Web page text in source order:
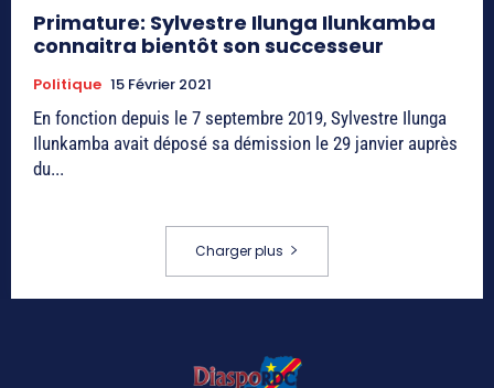
Primature: Sylvestre Ilunga Ilunkamba
connaitra bientôt son successeur
Politique 15 Février 2021
En fonction depuis le 7 septembre 2019, Sylvestre Ilunga
Ilunkamba avait déposé sa démission le 29 janvier auprès
du...
Charger plus